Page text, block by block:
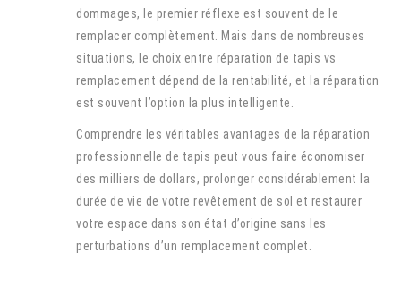
dommages, le premier réflexe est souvent de le
remplacer complètement. Mais dans de nombreuses
situations, le choix entre réparation de tapis vs
remplacement dépend de la rentabilité, et la réparation
est souvent l’option la plus intelligente.
Comprendre les véritables avantages de la réparation
professionnelle de tapis peut vous faire économiser
des milliers de dollars, prolonger considérablement la
durée de vie de votre revêtement de sol et restaurer
votre espace dans son état d’origine sans les
perturbations d’un remplacement complet.